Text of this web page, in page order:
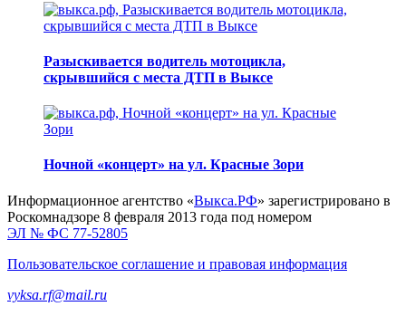
Разыскивается водитель мотоцикла,
скрывшийся с места ДТП в Выксе
Ночной «концерт» на ул. Красные Зори
Информационное агентство «Выкса.РФ» зарегистрировано в
Роскомнадзоре 8 февраля 2013 года под номером
ЭЛ № ФС 77-52805
Пользовательское соглашение и правовая информация
vyksa.rf@mail.ru